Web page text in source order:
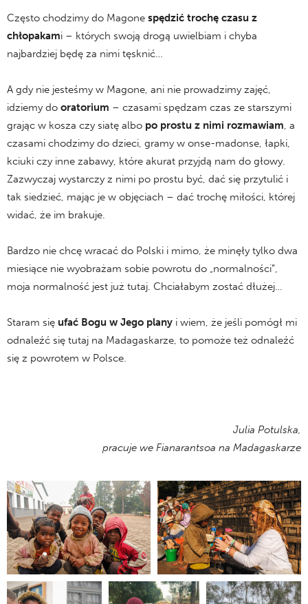
Często chodzimy do Magone spędzić trochę czasu z
chłopakami – których swoją drogą uwielbiam i chyba
najbardziej będę za nimi tęsknić…
A gdy nie jesteśmy w Magone, ani nie prowadzimy zajęć,
idziemy do oratorium – czasami spędzam czas ze starszymi
grając w kosza czy siatę albo po prostu z nimi rozmawiam, a
czasami chodzimy do dzieci, gramy w onse-madonse, łapki,
kciuki czy inne zabawy, które akurat przyjdą nam do głowy.
Zazwyczaj wystarczy z nimi po prostu być, dać się przytulić i
tak siedzieć, mając je w objęciach – dać trochę miłości, której
widać, że im brakuje.
Bardzo nie chcę wracać do Polski i mimo, że minęły tylko dwa
miesiące nie wyobrażam sobie powrotu do „normalności”,
moja normalność jest już tutaj. Chciałabym zostać dłużej…
Staram się ufać Bogu w Jego plany i wiem, że jeśli pomógł mi
odnaleźć się tutaj na Madagaskarze, to pomoże też odnaleźć
się z powrotem w Polsce.
Julia Potulska,
pracuje we Fianarantsoa na Madagaskarze